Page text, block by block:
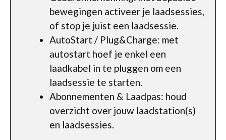
bewegingen activeer je laadsessies,
of stop je juist een laadsessie.
AutoStart / Plug&Charge: met
autostart hoef je enkel een
laadkabel in te pluggen om een
laadsessie te starten.
Abonnementen & Laadpas: houd
overzicht over jouw laadstation(s)
en laadsessies.